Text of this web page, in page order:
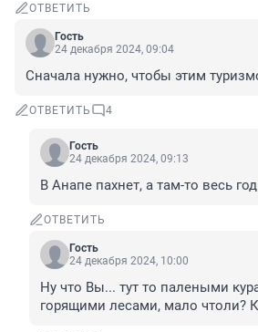
ОТВЕТИТЬ
Гость
24 декабря 2024, 09:04
Сначала нужно, чтобы этим
ОТВЕТИТЬ 4
Гость
24 декабря 2024, 09:13
В Анапе пахнет, а там-то весь
ОТВЕТИТЬ
Гость
24 декабря 2024, 10:00
Ну что Вы... тут то палеными
горящими лесами, мало чтоли?